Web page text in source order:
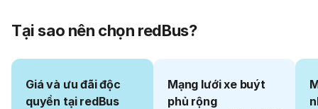
Tại sao nên chọn redBus?
Giá và ưu đãi độc
quyền tại redBus
Mạng lưới xe buýt
phủ rộng